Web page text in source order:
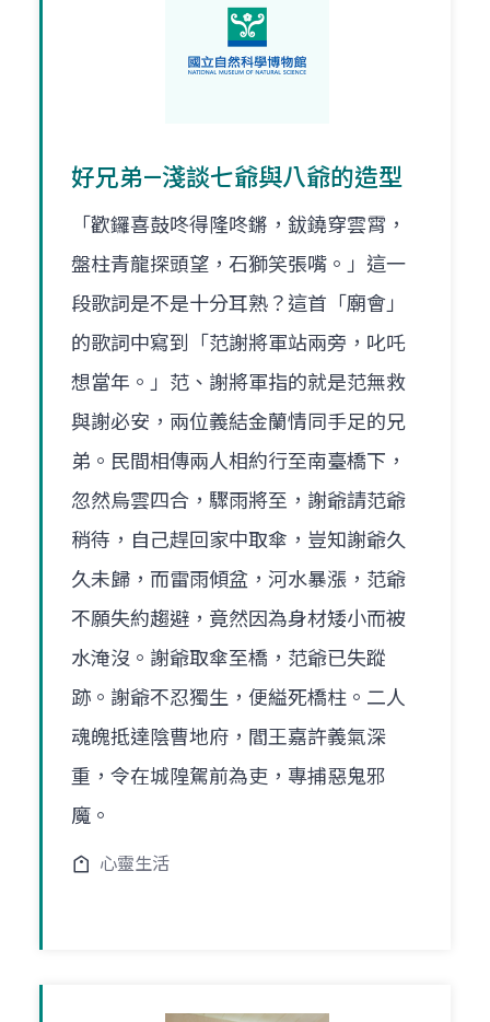
好兄弟—淺談七爺與八爺的造型
「歡鑼喜鼓咚得隆咚鏘，鈸鐃穿雲霄，
盤柱青龍探頭望，石獅笑張嘴。」這一
段歌詞是不是十分耳熟？這首「廟會」
的歌詞中寫到「范謝將軍站兩旁，叱吒
想當年。」范、謝將軍指的就是范無救
與謝必安，兩位義結金蘭情同手足的兄
弟。民間相傳兩人相約行至南臺橋下，
忽然烏雲四合，驟雨將至，謝爺請范爺
稍待，自己趕回家中取傘，豈知謝爺久
久未歸，而雷雨傾盆，河水暴漲，范爺
不願失約趨避，竟然因為身材矮小而被
水淹沒。謝爺取傘至橋，范爺已失蹤
跡。謝爺不忍獨生，便縊死橋柱。二人
魂魄抵達陰曹地府，閻王嘉許義氣深
重，令在城隍駕前為吏，專捕惡鬼邪
魔。
心靈生活